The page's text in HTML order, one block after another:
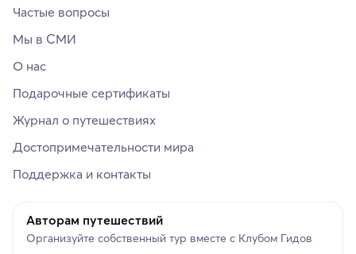
Частые вопросы
Мы в СМИ
О нас
Подарочные сертификаты
Журнал о путешествиях
Достопримечательности мира
Поддержка и контакты
Авторам путешествий
Организуйте собственный тур вместе с Клубом Гидов